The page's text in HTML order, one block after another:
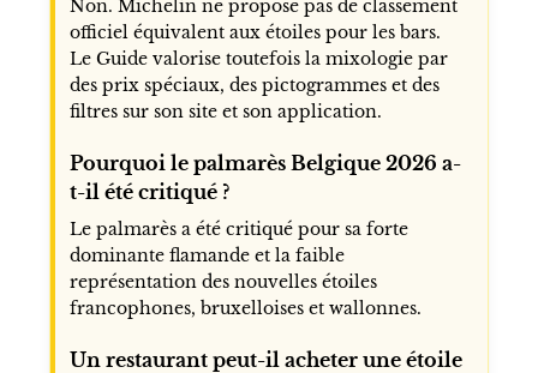
Non. Michelin ne propose pas de classement
officiel équivalent aux étoiles pour les bars.
Le Guide valorise toutefois la mixologie par
des prix spéciaux, des pictogrammes et des
filtres sur son site et son application.
Pourquoi le palmarès Belgique 2026 a-
t-il été critiqué ?
Le palmarès a été critiqué pour sa forte
dominante flamande et la faible
représentation des nouvelles étoiles
francophones, bruxelloises et wallonnes.
Un restaurant peut-il acheter une étoile